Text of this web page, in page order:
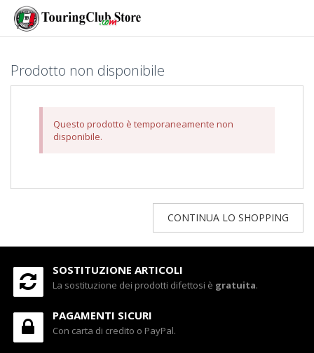
Prodotto non disponibile
Questo prodotto è temporaneamente non
disponibile.
CONTINUA LO SHOPPING
SOSTITUZIONE ARTICOLI
La sostituzione dei prodotti difettosi è gratuita.
PAGAMENTI SICURI
Con carta di credito o PayPal.